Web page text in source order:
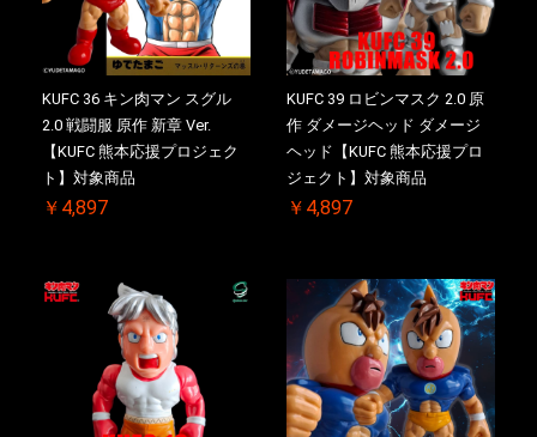
KUFC 36 キン肉マン スグル
2.0 戦闘服 原作 新章 Ver.
【KUFC 熊本応援プロジェク
ト】対象商品
￥4,897
KUFC 39 ロビンマスク 2.0 原
作 ダメージヘッド ダメージ
ヘッド【KUFC 熊本応援プロ
ジェクト】対象商品
￥4,897